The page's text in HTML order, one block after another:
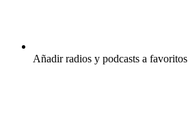
Añadir radios y podcasts a favoritos